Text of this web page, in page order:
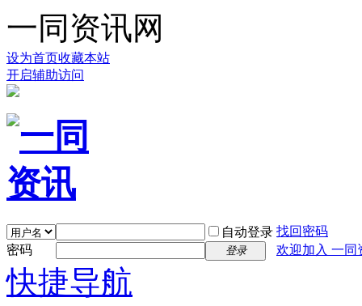
一同资讯网
设为首页收藏本站
开启辅助访问
自动登录 找回密码
密码
登录 欢迎加入 一同
快捷导航